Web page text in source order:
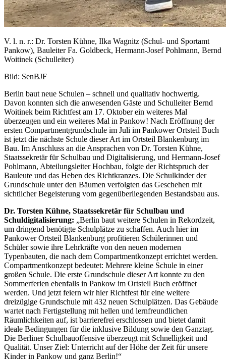
V. l. n. r.: Dr. Torsten Kühne, Ilka Wagnitz (Schul- und Sportamt
Pankow), Bauleiter Fa. Goldbeck, Hermann-Josef Pohlmann, Bernd
Woitinek (Schulleiter)
Bild: SenBJF
Berlin baut neue Schulen – schnell und qualitativ hochwertig.
Davon konnten sich die anwesenden Gäste und Schulleiter Bernd
Woitinek beim Richtfest am 17. Oktober ein weiteres Mal
überzeugen und ein weiteres Mal in Pankow! Nach Eröffnung der
ersten Compartmentgrundschule im Juli im Pankower Ortsteil Buch
ist jetzt die nächste Schule dieser Art im Ortsteil Blankenburg im
Bau. Im Anschluss an die Ansprachen von Dr. Torsten Kühne,
Staatssekretär für Schulbau und Digitalisierung, und Hermann-Josef
Pohlmann, Abteilungsleiter Hochbau, folgte der Richtspruch der
Bauleute und das Heben des Richtkranzes. Die Schulkinder der
Grundschule unter den Bäumen verfolgten das Geschehen mit
sichtlicher Begeisterung vom gegenüberliegenden Bestandsbau aus.
Dr. Torsten Kühne, Staatssekretär für Schulbau und
Schuldigitalisierung: „Berlin baut weitere Schulen in Rekordzeit,
um dringend benötigte Schulplätze zu schaffen. Auch hier im
Pankower Ortsteil Blankenburg profitieren Schülerinnen und
Schüler sowie ihre Lehrkräfte von den neuen modernen
Typenbauten, die nach dem Compartmentkonzept errichtet werden.
Compartmentkonzept bedeutet: Mehrere kleine Schule in einer
großen Schule. Die erste Grundschule dieser Art konnte zu den
Sommerferien ebenfalls in Pankow im Ortsteil Buch eröffnet
werden. Und jetzt feiern wir hier Richtfest für eine weitere
dreizügige Grundschule mit 432 neuen Schulplätzen. Das Gebäude
wartet nach Fertigstellung mit hellen und lernfreundlichen
Räumlichkeiten auf, ist barrierefrei erschlossen und bietet damit
ideale Bedingungen für die inklusive Bildung sowie den Ganztag.
Die Berliner Schulbauoffensive überzeugt mit Schnelligkeit und
Qualität. Unser Ziel: Unterricht auf der Höhe der Zeit für unsere
Kinder in Pankow und ganz Berlin!“